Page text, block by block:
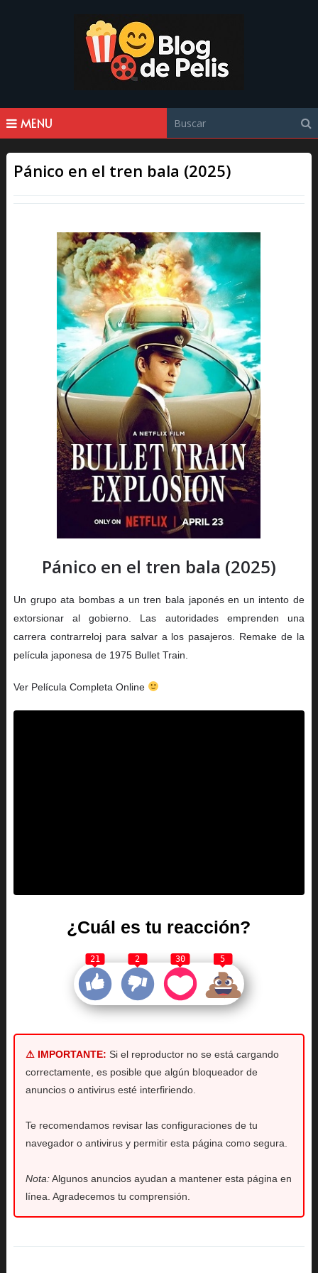
MENU
Pánico en el tren bala (2025)
Pánico en el tren bala (2025)
Un grupo ata bombas a un tren bala japonés en un intento de
extorsionar al gobierno. Las autoridades emprenden una
carrera contrarreloj para salvar a los pasajeros. Remake de la
película japonesa de 1975 Bullet Train.
Ver Película Completa Online
¿Cuál es tu reacción?
21 2 30 5
⚠ IMPORTANTE: Si el reproductor no se está cargando
correctamente, es posible que algún bloqueador de
anuncios o antivirus esté interfiriendo.
Te recomendamos revisar las configuraciones de tu
navegador o antivirus y permitir esta página como segura.
Nota:Algunos anuncios ayudan a mantener esta página en
línea. Agradecemos tu comprensión.